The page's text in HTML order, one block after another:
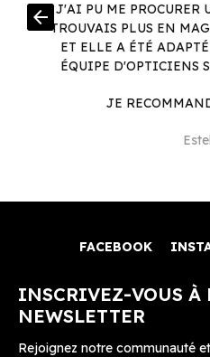
J'AI PU ME PROCURER
TROUVAIS PLUS EN
ET ELLE A ÉTÉ
ÉQUIPE D'OPTICIENS
JE
arrow_back
FACEBOOK
INSCRIVEZ-VOUS À
NEWSLETTER
Rejoignez notre communauté